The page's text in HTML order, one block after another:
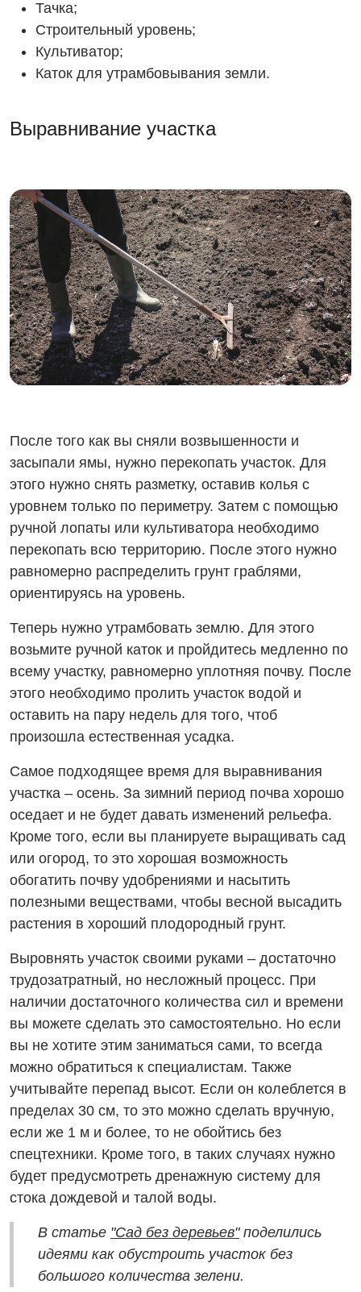
Тачка;
Строительный уровень;
Культиватор;
Каток для утрамбовывания земли.
Выравнивание участка
После того как вы сняли возвышенности и
засыпали ямы, нужно перекопать участок. Для
этого нужно снять разметку, оставив колья с
уровнем только по периметру. Затем с помощью
ручной лопаты или культиватора необходимо
перекопать всю территорию. После этого нужно
равномерно распределить грунт граблями,
ориентируясь на уровень.
Теперь нужно утрамбовать землю. Для этого
возьмите ручной каток и пройдитесь медленно по
всему участку, равномерно уплотняя почву. После
этого необходимо пролить участок водой и
оставить на пару недель для того, чтоб
произошла естественная усадка.
Самое подходящее время для выравнивания
участка – осень. За зимний период почва хорошо
оседает и не будет давать изменений рельефа.
Кроме того, если вы планируете выращивать сад
или огород, то это хорошая возможность
обогатить почву удобрениями и насытить
полезными веществами, чтобы весной высадить
растения в хороший плодородный грунт.
Выровнять участок своими руками – достаточно
трудозатратный, но несложный процесс. При
наличии достаточного количества сил и времени
вы можете сделать это самостоятельно. Но если
вы не хотите этим заниматься сами, то всегда
можно обратиться к специалистам. Также
учитывайте перепад высот. Если он колеблется в
пределах 30 см, то это можно сделать вручную,
если же 1 м и более, то не обойтись без
спецтехники. Кроме того, в таких случаях нужно
будет предусмотреть дренажную систему для
стока дождевой и талой воды.
В статье "Сад без деревьев"поделились
идеями как обустроить участок без
большого количества зелени.